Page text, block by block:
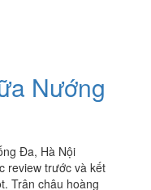
Nướng
Đa, Hà Nội
review trước và kết
Trân châu hoàng